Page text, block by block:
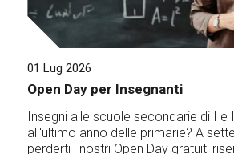
01 Lug 2026
Open Day per Insegnanti
Insegni alle scuole secondarie di I e
all'ultimo anno delle primarie? A
perderti i nostri Open Day gratuiti